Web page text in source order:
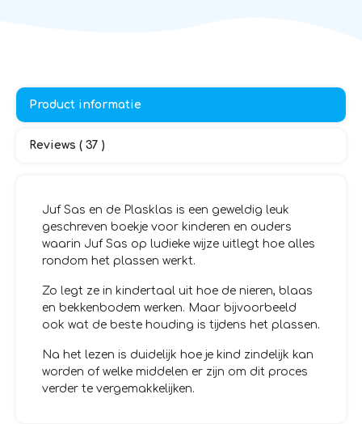
Product informatie
Reviews ( 37 )
Juf Sas en de Plasklas is een geweldig leuk
geschreven boekje voor kinderen en ouders
waarin Juf Sas op ludieke wijze uitlegt hoe alles
rondom het plassen werkt.
Zo legt ze in kindertaal uit hoe de nieren, blaas
en bekkenbodem werken. Maar bijvoorbeeld
ook wat de beste houding is tijdens het plassen.
Na het lezen is duidelijk hoe je kind zindelijk kan
worden of welke middelen er zijn om dit proces
verder te vergemakkelijken.